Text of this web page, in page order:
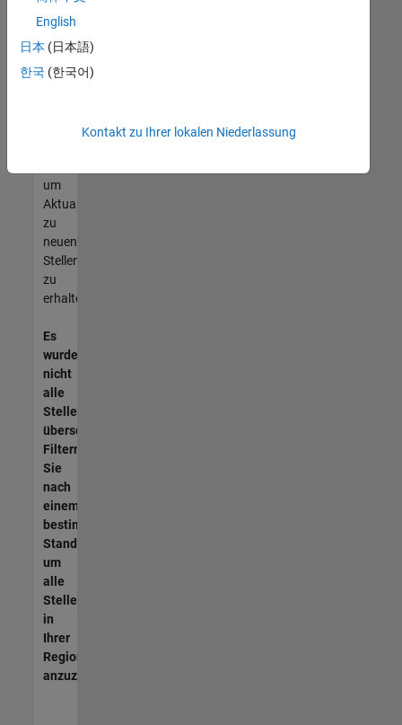
Ihren
entsprechen,
werden
unseres
um
Aktualisierungen
zu
neuen
Stellenangeboten
zu
erhalten.
Es
wurden
nicht
alle
Stellen
übersetzt.
Filtern
Sie
nach
einem
bestimmten
Standort,
um
alle
Stellenangebote
in
Ihrer
Region
anzuzeigen.
English
日本 (日本語)
한국 (한국어)
Kontakt zu Ihrer lokalen Niederlassung